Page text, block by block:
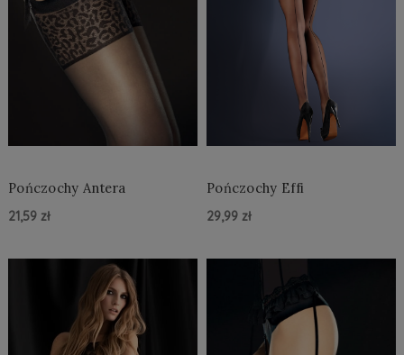
Pończochy Antera
21,59 zł
Do Koszyka »
Pończochy Effi
29,99 zł
Do Koszyka »